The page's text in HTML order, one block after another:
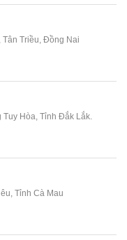
Triều, Đồng Nai
Hòa, Tỉnh Đắk Lắk.
Tỉnh Cà Mau